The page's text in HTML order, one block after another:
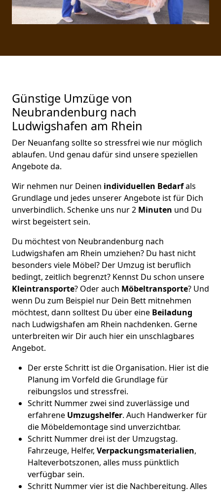
Günstige Umzüge von
Neubrandenburg nach
Ludwigshafen am Rhein
Der Neuanfang sollte so stressfrei wie nur möglich
ablaufen. Und genau dafür sind unsere speziellen
Angebote da.
Wir nehmen nur Deinen individuellen Bedarfals
Grundlage und jedes unserer Angebote ist für Dich
unverbindlich. Schenke uns nur 2 Minuten und Du
wirst begeistert sein.
Du möchtest von Neubrandenburg nach
Ludwigshafen am Rhein umziehen? Du hast nicht
besonders viele Möbel? Der Umzug ist beruflich
bedingt, zeitlich begrenzt? Kennst Du schon unsere
Kleintransporte? Oder auch Möbeltransporte? Und
wenn Du zum Beispiel nur Dein Bett mitnehmen
möchtest, dann solltest Du über eine Beiladung
nach Ludwigshafen am Rhein nachdenken. Gerne
unterbreiten wir Dir auch hier ein unschlagbares
Angebot.
Der erste Schritt ist die Organisation. Hier ist die
Planung im Vorfeld die Grundlage für
reibungslos und stressfrei.
Schritt Nummer zwei sind zuverlässige und
erfahrene Umzugshelfer. Auch Handwerker für
die Möbeldemontage sind unverzichtbar.
Schritt Nummer drei ist der Umzugstag.
Fahrzeuge, Helfer, Verpackungsmaterialien,
Halteverbotszonen, alles muss pünktlich
verfügbar sein.
Schritt Nummer vier ist die Nachbereitung. Alles